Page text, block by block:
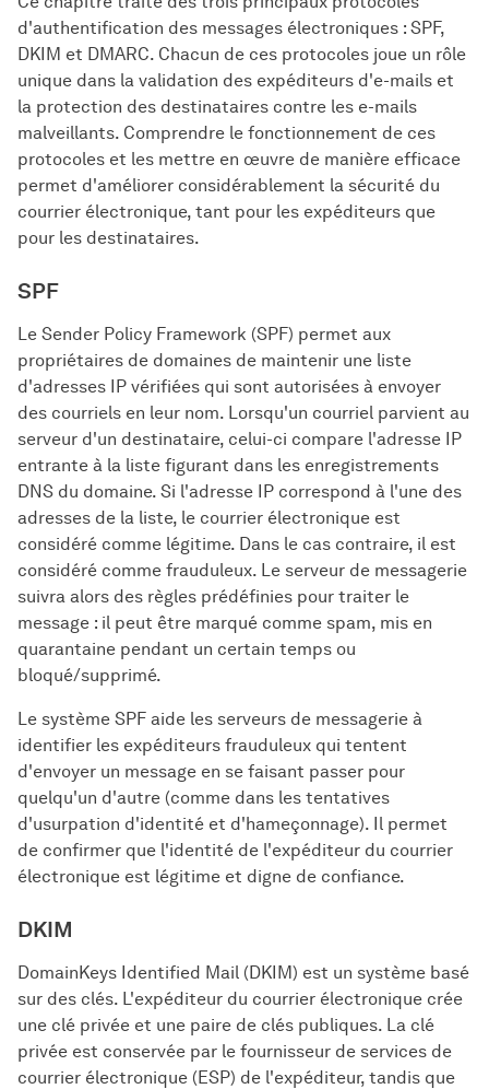
d'authentification des messages électroniques : SPF,
DKIM et DMARC. Chacun de ces protocoles joue un rôle
unique dans la validation des expéditeurs d'e-mails et
la protection des destinataires contre les e-mails
malveillants. Comprendre le fonctionnement de ces
protocoles et les mettre en œuvre de manière efficace
permet d'améliorer considérablement la sécurité du
courrier électronique, tant pour les expéditeurs que
pour les destinataires.
SPF
Le Sender Policy Framework (SPF) permet aux
propriétaires de domaines de maintenir une liste
d'adresses IP vérifiées qui sont autorisées à envoyer
des courriels en leur nom. Lorsqu'un courriel parvient au
serveur d'un destinataire, celui-ci compare l'adresse IP
entrante à la liste figurant dans les enregistrements
DNS du domaine. Si l'adresse IP correspond à l'une des
adresses de la liste, le courrier électronique est
considéré comme légitime. Dans le cas contraire, il est
considéré comme frauduleux. Le serveur de messagerie
suivra alors des règles prédéfinies pour traiter le
message : il peut être marqué comme spam, mis en
quarantaine pendant un certain temps ou
bloqué/supprimé.
Le système SPF aide les serveurs de messagerie à
identifier les expéditeurs frauduleux qui tentent
d'envoyer un message en se faisant passer pour
quelqu'un d'autre (comme dans les tentatives
d'usurpation d'identité et d'hameçonnage). Il permet
de confirmer que l'identité de l'expéditeur du courrier
électronique est légitime et digne de confiance.
DKIM
DomainKeys Identified Mail (DKIM) est un système basé
sur des clés. L'expéditeur du courrier électronique crée
une clé privée et une paire de clés publiques. La clé
privée est conservée par le fournisseur de services de
courrier électronique (ESP) de l'expéditeur, tandis que